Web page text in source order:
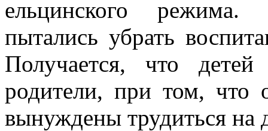
ельцинского
пытались убрать
Получается, что
родители, при том, что
вынуждены трудиться на